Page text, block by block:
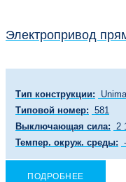
Электропривод
Тип конструкции:
Типовой номер: 581
Выключающая сила:
2
Темпер. окруж. среды:
ПОДРОБНЕЕ